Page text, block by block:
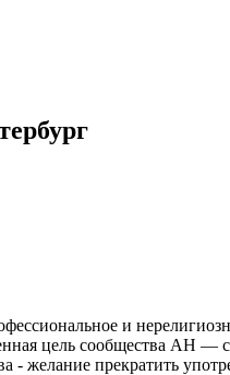
и
цель сообщества АН
- желание прекратить